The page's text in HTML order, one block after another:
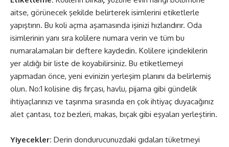
aitse, görünecek şekilde belirterek isimlerini etiketlerle
yapıştırın. Bu koli açma aşamasında işinizi hızlandırır. Oda
isimlerinin yanı sıra kolilere numara verin ve tüm bu
numaralamaları bir deftere kaydedin. Kolilere içindekilerin
yer aldığı bir liste de koyabilirsiniz. Bu etiketlemeyi
yapmadan önce, yeni evinizin yerleşim planını da belirlemiş
olun. No:1 kolisine diş fırçası, havlu, pijama gibi gündelik
ihtiyaçlarınızı ve taşınma sırasında en çok ihtiyaç duyacağınız
alet çantası, toz bezleri, makas, bıçak gibi eşyaları yerleştirin.
Yiyecekler: Derin dondurucunuzdaki gıdaları tüketmeyi